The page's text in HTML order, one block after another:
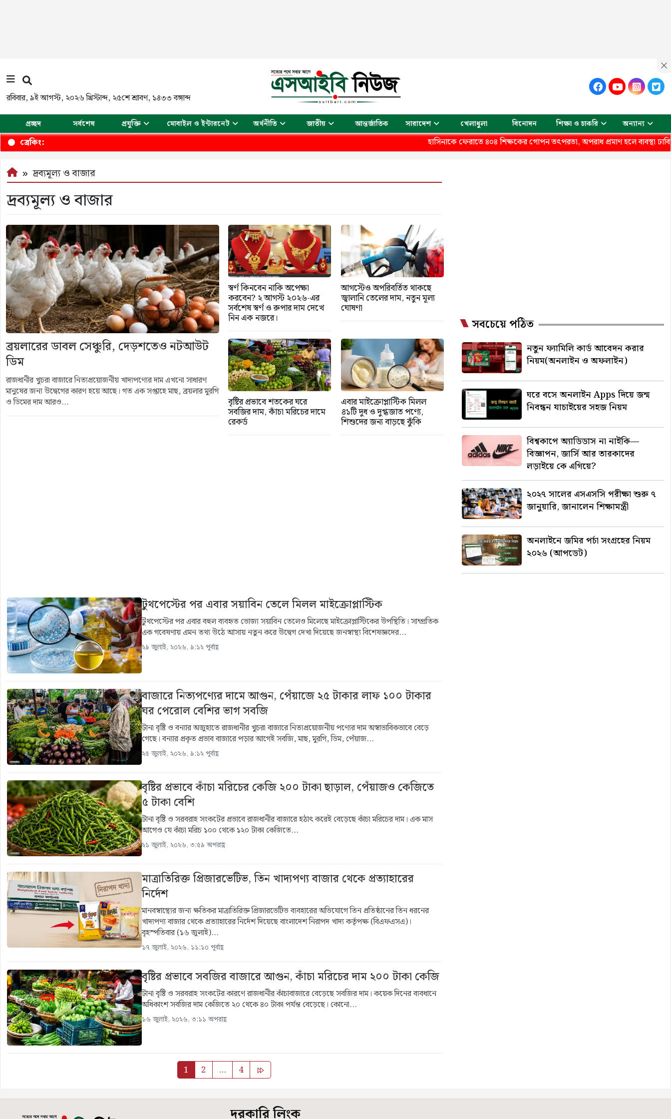
রবিবার,৯ই আগস্ট, ২০২৬ খ্রিস্টাব্দ,২৫শে শ্রাবণ, ১৪৩৩ বঙ্গাব্দ
প্রচ্ছদ সর্বশেষ প্রযুক্তি মোবাইল ও ইন্টারনেট অর্থনীতি জাতীয় আন্তর্জাতিক সারাদেশ খেলাধুলা বিনোদন শিক্ষা ও চাকরি অন্যান্য
ব্রেকিং: হাসিনাকে ফেরাতে ৪০৪ শিক্ষকের গোপন তৎপরতা, অপরাধ প্রমাণ হলে ব্যবস্থা ঢাবি ভিসি
দ্রব্যমূল্য ও বাজার
দ্রব্যমূল্য ও বাজার
ব্রয়লারের ডাবল সেঞ্চুরি, দেড়শতেও নটআউট
ডিম
রাজধানীর খুচরা বাজারে নিত্যপ্রয়োজনীয় খাদ্যপণ্যের দাম এখনো সাধারণ
মানুষের জন্য উদ্বেগের কারণ হয়ে আছে। গত এক সপ্তাহে মাছ, ব্রয়লার মুরগি
ও ডিমের দাম আরও...
স্বর্ণ কিনবেন নাকি অপেক্ষা
করবেন? ২ আগস্ট ২০২৬-এর
সর্বশেষ স্বর্ণ ও রুপার দাম দেখে
নিন এক নজরে।
আগস্টেও অপরিবর্তিত থাকছে
জ্বালানি তেলের দাম, নতুন মূল্য
ঘোষণা
বৃষ্টির প্রভাবে শতকের ঘরে
সবজির দাম, কাঁচা মরিচের দামে
রেকর্ড
এবার মাইক্রোপ্লাস্টিক মিলল
৪১টি দুধ ও দুগ্ধজাত পণ্যে,
শিশুদের জন্য বাড়ছে ঝুঁকি
টুথপেস্টের পর এবার সয়াবিন তেলে মিলল মাইক্রোপ্লাস্টিক
টুথপেস্টের পর এবার বহুল ব্যবহৃত ভোজ্য সয়াবিন তেলেও মিলেছে মাইক্রোপ্লাস্টিকের উপস্থিতি। সাম্প্রতিক
এক গবেষণায় এমন তথ্য উঠে আসায় নতুন করে উদ্বেগ দেখা দিয়েছে জনস্বাস্থ্য বিশেষজ্ঞদের...
২৯ জুলাই, ২০২৬, ৯:১২ পূর্বাহ্ণ
বাজারে নিত্যপণ্যের দামে আগুন, পেঁয়াজে ২৫ টাকার লাফ ১০০ টাকার
ঘর পেরোল বেশির ভাগ সবজি
টানা বৃষ্টি ও বন্যার অজুহাতে রাজধানীর খুচরা বাজারে নিত্যপ্রয়োজনীয় পণ্যের দাম অস্বাভাবিকভাবে বেড়ে
গেছে। বন্যার প্রকৃত প্রভাব বাজারে পড়ার আগেই সবজি, মাছ, মুরগি, ডিম, পেঁয়াজ...
২৫ জুলাই, ২০২৬, ৯:১২ পূর্বাহ্ণ
বৃষ্টির প্রভাবে কাঁচা মরিচের কেজি ২০০ টাকা ছাড়াল, পেঁয়াজও কেজিতে
৫ টাকা বেশি
টানা বৃষ্টি ও সরবরাহ সংকটের প্রভাবে রাজধানীর বাজারে হঠাৎ করেই বেড়েছে কাঁচা মরিচের দাম। এক মাস
আগেও যে কাঁচা মরিচ ১০০ থেকে ১২০ টাকা কেজিতে...
২১ জুলাই, ২০২৬, ৩:৫৯ অপরাহ্ণ
মাত্রাতিরিক্ত প্রিজারভেটিভ, তিন খাদ্যপণ্য বাজার থেকে প্রত্যাহারের
নির্দেশ
মানবস্বাস্থ্যের জন্য ক্ষতিকর মাত্রাতিরিক্ত প্রিজারভেটিভ ব্যবহারের অভিযোগে তিন প্রতিষ্ঠানের তিন ধরনের
খাদ্যপণ্য বাজার থেকে প্রত্যাহারের নির্দেশ দিয়েছে বাংলাদেশ নিরাপদ খাদ্য কর্তৃপক্ষ (বিএফএসএ)।
বৃহস্পতিবার (১৬ জুলাই)...
১৭ জুলাই, ২০২৬, ১১:১০ পূর্বাহ্ণ
বৃষ্টির প্রভাবে সবজির বাজারে আগুন, কাঁচা মরিচের দাম ২০০ টাকা কেজি
টানা বৃষ্টি ও সরবরাহ সংকটের কারণে রাজধানীর কাঁচাবাজারে বেড়েছে সবজির দাম। কয়েক দিনের ব্যবধানে
অধিকাংশ সবজির দাম কেজিতে ২০ থেকে ৪০ টাকা পর্যন্ত বেড়েছে। কোনো...
১৬ জুলাই, ২০২৬, ৩:১১ অপরাহ্ণ
Posts
1 2 … 4
সবচেয়ে পঠিত
নতুন ফ্যামিলি কার্ড আবেদন করার
নিয়ম(অনলাইন ও অফলাইন)
ঘরে বসে অনলাইন Apps দিয়ে জন্ম
নিবন্ধন যাচাইয়ের সহজ নিয়ম
বিশ্বকাপে অ্যাডিডাস না নাইকি—
বিজ্ঞাপন, জার্সি আর তারকাদের
লড়াইয়ে কে এগিয়ে?
২০২৭ সালের এসএসসি পরীক্ষা শুরু ৭
জানুয়ারি, জানালেন শিক্ষামন্ত্রী
অনলাইনে জমির পর্চা সংগ্রহের নিয়ম
২০২৬ (আপডেট)
দরকারি লিংক